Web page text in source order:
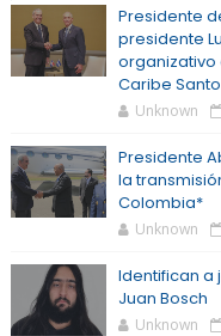
Presidente
presidente
organizativo
Caribe
Unknown
Presidente
la
Colombia*
Unknown
Identifican a
Juan Bosch
Unknown